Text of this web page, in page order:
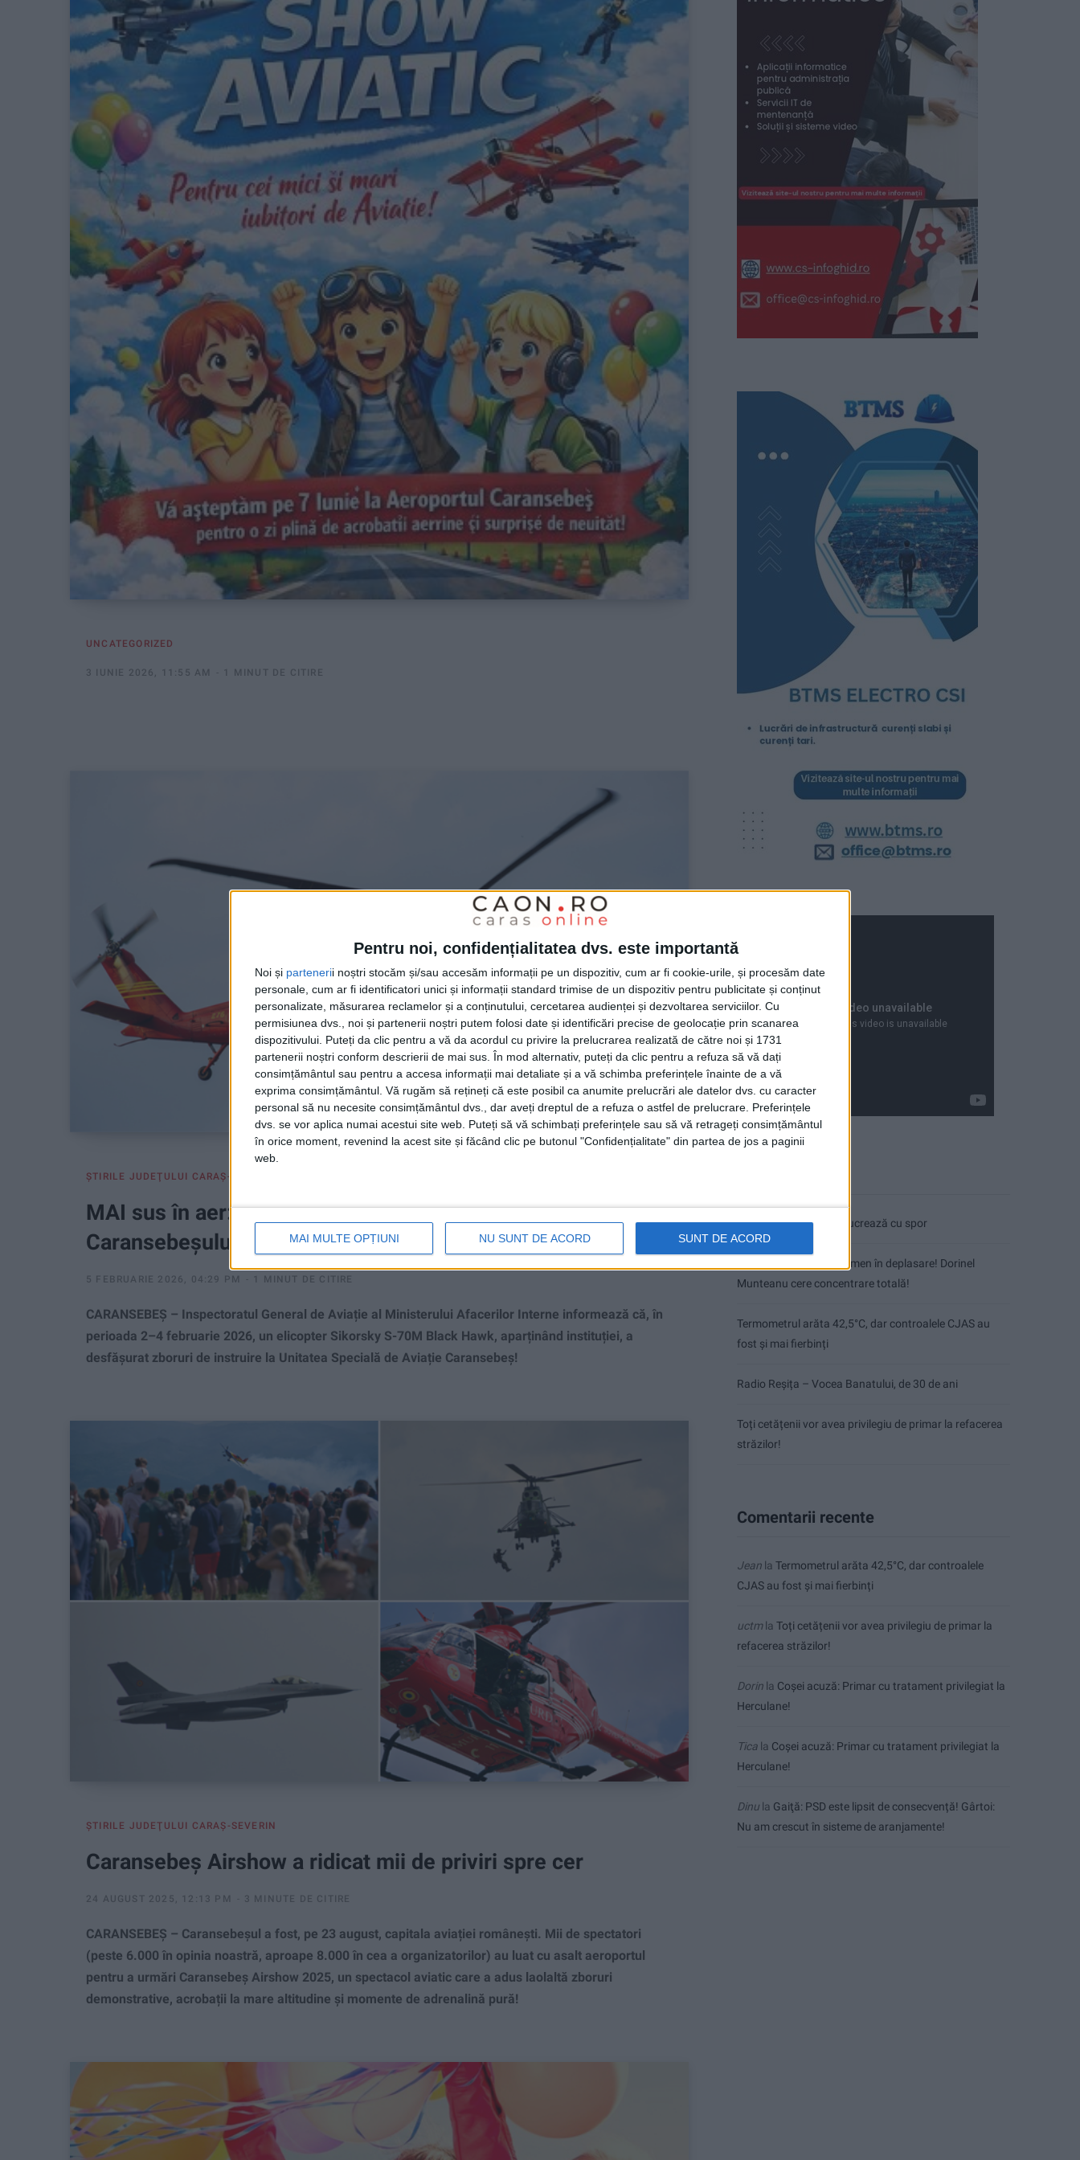
Pentru noi, confidențialitatea dvs. este importantă
Noi și partenerii noștri stocăm și/sau accesăm informații pe un dispozitiv, cum ar fi cookie-urile, și procesăm date
personale, cum ar fi identificatori unici și informații standard trimise de un dispozitiv pentru publicitate și conținut
personalizate, măsurarea reclamelor și a conținutului, cercetarea audienței și dezvoltarea serviciilor. Cu
permisiunea dvs., noi și partenerii noștri putem folosi date și identificări precise de geolocație prin scanarea
dispozitivului. Puteți da clic pentru a vă da acordul cu privire la prelucrarea realizată de către noi și 1731
partenerii noștri conform descrierii de mai sus. În mod alternativ, puteți da clic pentru a refuza să vă dați
consimțământul sau pentru a accesa informații mai detaliate și a vă schimba preferințele înainte de a vă
exprima consimțământul. Vă rugăm să rețineți că este posibil ca anumite prelucrări ale datelor dvs. cu caracter
personal să nu necesite consimțământul dvs., dar aveți dreptul de a refuza o astfel de prelucrare. Preferințele
dvs. se vor aplica numai acestui site web. Puteți să vă schimbați preferințele sau să vă retrageți consimțământul
în orice moment, revenind la acest site și făcând clic pe butonul "Confidențialitate" din partea de jos a paginii
web.
MAI MULTE OPȚIUNI NU SUNT DE ACORD SUNT DE ACORD
UNCATEGORIZED
3 IUNIE 2026, 11:55 AM 1 MINUT DE CITIRE
ŞTIRILE JUDEŢULUI CARAŞ-SEVERIN
MAI sus în aer: Black Hawk a testat cerul
Caransebeșului
5 FEBRUARIE 2026, 04:29 PM 1 MINUT DE CITIRE
CARANSEBEȘ – Inspectoratul General de Aviație al Ministerului Afacerilor Interne informează că, în
perioada 2–4 februarie 2026, un elicopter Sikorsky S-70M Black Hawk, aparținând instituției, a
desfășurat zboruri de instruire la Unitatea Specială de Aviație Caransebeș!
ŞTIRILE JUDEŢULUI CARAŞ-SEVERIN
Caransebeș Airshow a ridicat mii de priviri spre cer
24 AUGUST 2025, 12:13 PM 3 MINUTE DE CITIRE
CARANSEBEŞ – Caransebeșul a fost, pe 23 august, capitala aviației românești. Mii de spectatori
(peste 6.000 în opinia noastră, aproape 8.000 în cea a organizatorilor) au luat cu asalt aeroportul
pentru a urmări Caransebeș Airshow 2025, un spectacol aviatic care a adus laolaltă zboruri
demonstrative, acrobații la mare altitudine și momente de adrenalină pură!
Pe toate șantierele se lucrează cu spor
CSM Reșița, primul examen în deplasare! Dorinel
Munteanu cere concentrare totală!
Termometrul arăta 42,5°C, dar controalele CJAS au
fost și mai fierbinți
Radio Reșița – Vocea Banatului, de 30 de ani
Toți cetățenii vor avea privilegiu de primar la refacerea
străzilor!
Comentarii recente
Jean la Termometrul arăta 42,5°C, dar controalele
CJAS au fost și mai fierbinți
uctmla Toți cetățenii vor avea privilegiu de primar la
refacerea străzilor!
Dorin la Coșei acuză: Primar cu tratament privilegiat la
Herculane!
Tica la Coșei acuză: Primar cu tratament privilegiat la
Herculane!
Dinu la Gaiţă: PSD este lipsit de consecvență! Gârtoi:
Nu am crescut în sisteme de aranjamente!